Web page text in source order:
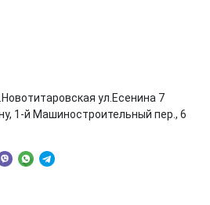
ул.Есенина 7
1-й Машиностроительный пер., 6